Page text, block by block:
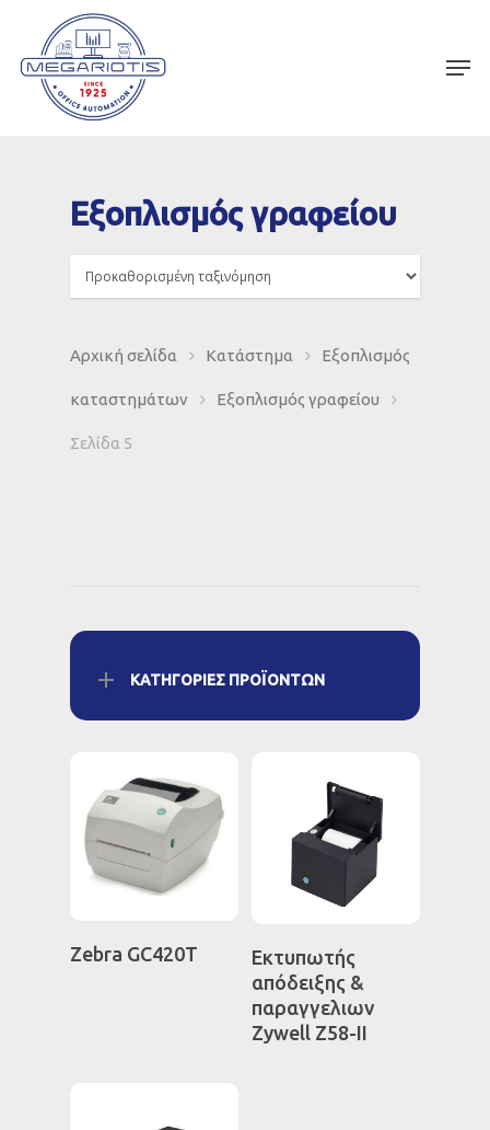
Εξοπλισμός γραφείου
Αρχική σελίδα Κατάστημα Εξοπλισμός
καταστημάτων Εξοπλισμός γραφείου
Σελίδα 5
ΚΑΤΗΓΟΡΊΕΣ ΠΡΟΪΌΝΤΩΝ
Zebra GC420T
Διαβάστε
Περισσότερα
Εκτυπωτής
απόδειξης &
παραγγελιων
Zywell Ζ58-ΙΙ